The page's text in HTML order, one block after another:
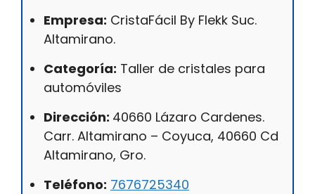
Empresa: CristaFácil By Flekk Suc.
Altamirano.
Categoría: Taller de cristales para
automóviles
Dirección: 40660 Lázaro Cardenes.
Carr. Altamirano – Coyuca, 40660 Cd
Altamirano, Gro.
Teléfono: 7676725340